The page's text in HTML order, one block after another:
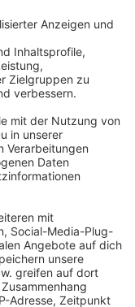
Weg-Tag
Jahr los
trotz Corona